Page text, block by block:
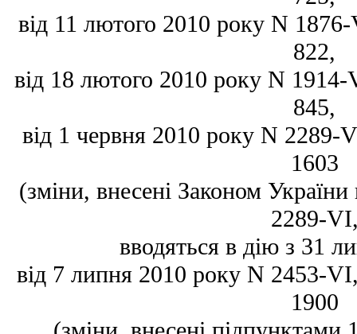
від 11 лютого 2010 року N
822,
від 18 лютого 2010 року N
845,
від 1 червня 2010 року N
1603
(зміни, внесені Законом
2289-
вводяться в дію з 31
від 7 липня 2010 року N 2453-
1900